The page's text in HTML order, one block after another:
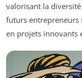
valorisant la
futurs entrepreneurs
en projets innovants